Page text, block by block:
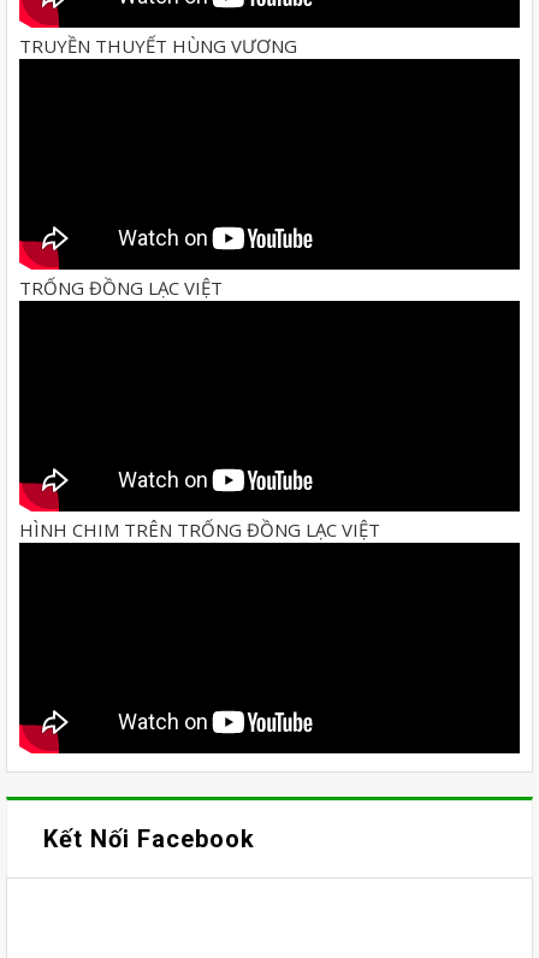
TRUYỀN THUYẾT HÙNG VƯƠNG
TRỐNG ĐỒNG LẠC VIỆT
HÌNH CHIM TRÊN TRỐNG ĐỒNG LẠC VIỆT
Kết Nối Facebook